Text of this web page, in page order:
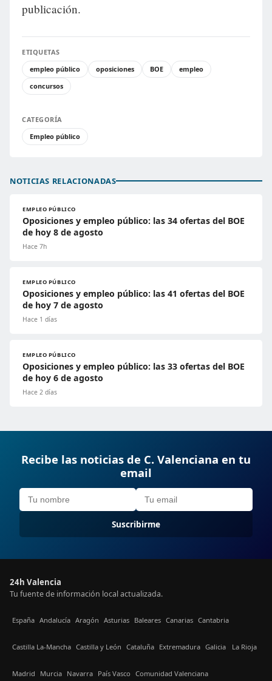
publicación.
ETIQUETAS
empleo público
oposiciones BOE
empleo
concursos
CATEGORÍA
Empleo público
NOTICIAS RELACIONADAS
EMPLEO PÚBLICO
Oposiciones y empleo público: las 34 ofertas del BOE
de hoy 8 de agosto
Hace 7h
EMPLEO PÚBLICO
Oposiciones y empleo público: las 41 ofertas del BOE
de hoy 7 de agosto
Hace 1 días
EMPLEO PÚBLICO
Oposiciones y empleo público: las 33 ofertas del BOE
de hoy 6 de agosto
Hace 2 días
Recibe las noticias de C. Valenciana en tu
email
Suscribirme
24h Valencia
Tu fuente de información local actualizada.
España Andalucía Aragón Asturias Baleares Canarias Cantabria
Castilla La-Mancha Castilla y León Cataluña Extremadura Galicia La Rioja
Madrid Murcia Navarra País Vasco Comunidad Valenciana